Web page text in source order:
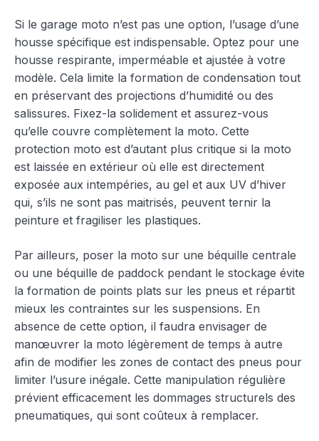
Si le garage moto n’est pas une option, l’usage d’une
housse spécifique est indispensable. Optez pour une
housse respirante, imperméable et ajustée à votre
modèle. Cela limite la formation de condensation tout
en préservant des projections d’humidité ou des
salissures. Fixez-la solidement et assurez-vous
qu’elle couvre complètement la moto. Cette
protection moto est d’autant plus critique si la moto
est laissée en extérieur où elle est directement
exposée aux intempéries, au gel et aux UV d’hiver
qui, s’ils ne sont pas maitrisés, peuvent ternir la
peinture et fragiliser les plastiques.
Par ailleurs, poser la moto sur une béquille centrale
ou une béquille de paddock pendant le stockage évite
la formation de points plats sur les pneus et répartit
mieux les contraintes sur les suspensions. En
absence de cette option, il faudra envisager de
manœuvrer la moto légèrement de temps à autre
afin de modifier les zones de contact des pneus pour
limiter l’usure inégale. Cette manipulation régulière
prévient efficacement les dommages structurels des
pneumatiques, qui sont coûteux à remplacer.